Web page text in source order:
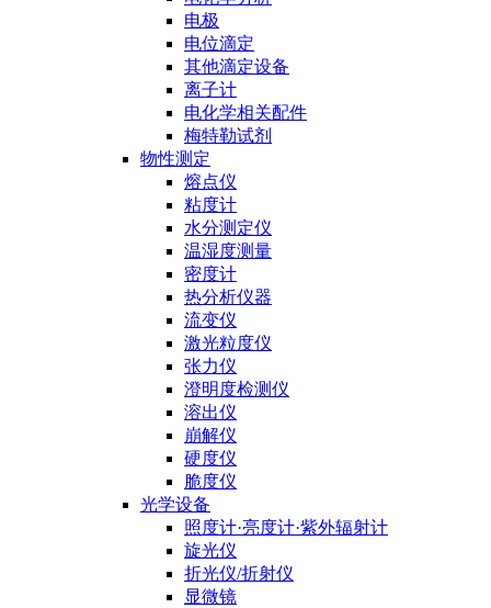
电极
电位滴定
其他滴定设备
离子计
电化学相关配件
梅特勒试剂
物性测定
熔点仪
粘度计
水分测定仪
温湿度测量
密度计
热分析仪器
流变仪
激光粒度仪
张力仪
澄明度检测仪
溶出仪
崩解仪
硬度仪
脆度仪
光学设备
照度计·亮度计·紫外辐射计
旋光仪
折光仪/折射仪
显微镜